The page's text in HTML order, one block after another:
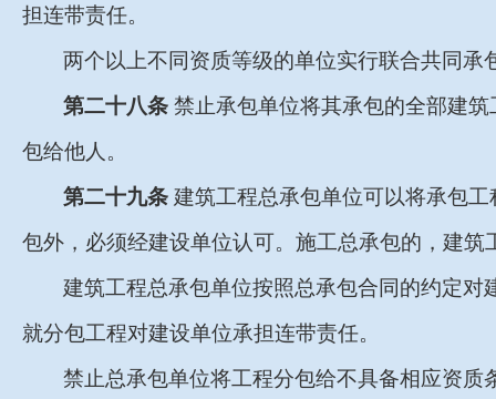
担连带责任。
两个以上不同资质等级的单位实行联合共同
第二十八条 禁止承包单位将其承包的全部建
包给他人。
第二十九条 建筑工程总承包单位可以将承包
包外，必须经建设单位认可。施工总承包的，建
建筑工程总承包单位按照总承包合同的约定
就分包工程对建设单位承担连带责任。
禁止总承包单位将工程分包给不具备相应资